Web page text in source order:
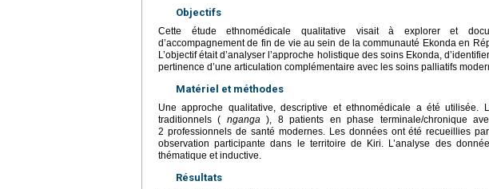
Objectifs
Cette étude ethnomédicale qualitative visait à explorer et
d’accompagnement de fin de vie au sein de la communauté Ekonda en
L’objectif était d’analyser l’approche holistique des soins Ekonda,
pertinence d’une articulation complémentaire avec les soins palliatifs
Matériel et méthodes
Une approche qualitative, descriptive et ethnomédicale a été utilisée.
traditionnels ( nganga ), 8 patients en phase terminale/chronique
2 professionnels de santé modernes. Les données ont été recueillies
observation participante dans le territoire de Kiri. L’analyse des
thématique et inductive.
Résultats